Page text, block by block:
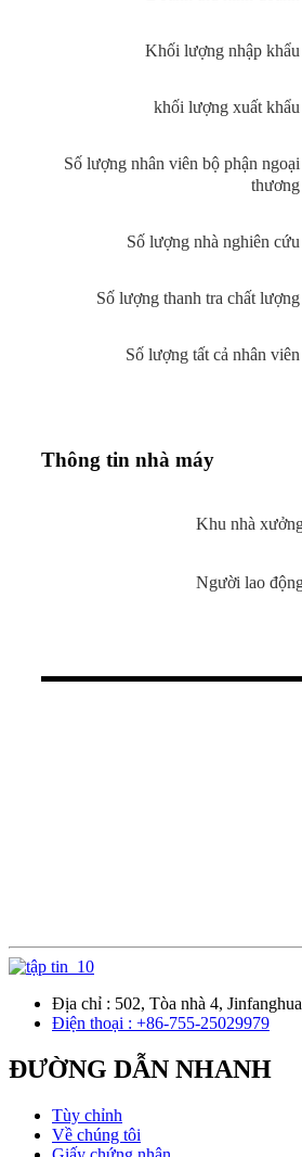
Khối lượng nhập khẩu
khối lượng xuất khẩu
Số lượng nhân viên bộ phận ngoại
thương
Số lượng nhà nghiên cứu
Số lượng thanh tra chất lượng
Số lượng tất cả nhân viên
Thông tin nhà máy
Khu nhà
Người lao
Địa chỉ : 502, Tòa nhà 4,
Điện thoại : +86-755-25029979
ĐƯỜNG DẪN NHANH
Tùy chỉnh
Về chúng tôi